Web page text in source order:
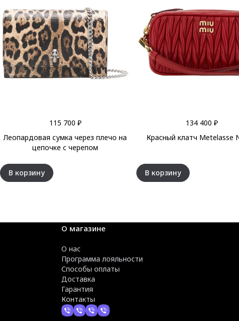
115 700 ₽
Леопардовая сумка через плечо на
цепочке с черепом
В корзину
134 400 ₽
Красный клатч Metelasse
В корзину
О магазине
О нас
Программа лояльности
Способы оплаты
Доставка
Гарантия
Контакты